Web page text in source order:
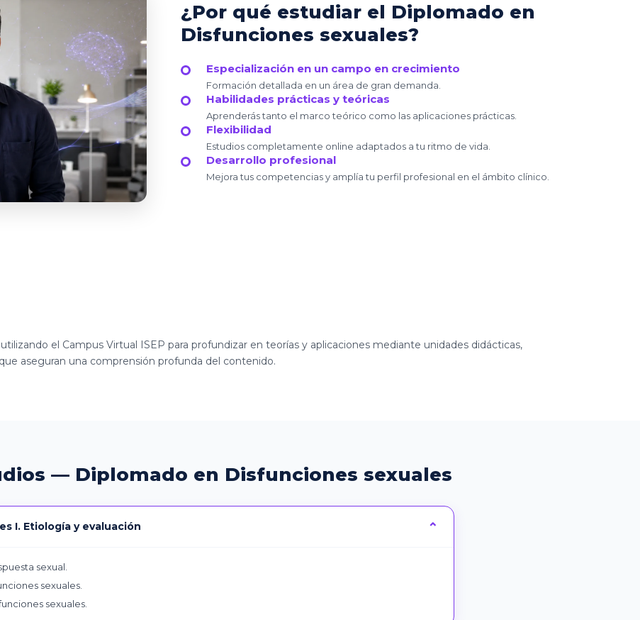
¿Por qué estudiar el Diplomado en
Disfunciones sexuales?
Especialización en un campo en crecimiento
Formación detallada en un área de gran demanda.
Habilidades prácticas y teóricas
Aprenderás tanto el marco teórico como las aplicaciones prácticas.
Flexibilidad
Estudios completamente online adaptados a tu ritmo de vida.
Desarrollo profesional
Mejora tus competencias y amplía tu perfil profesional en el ámbito clínico.
el Campus Virtual ISEP para profundizar en teorías y aplicaciones mediante unidades didácticas,
aseguran una comprensión profunda del contenido.
— Diplomado en Disfunciones sexuales
I. Etiología y evaluación
sexual.
sexuales.
sexuales.